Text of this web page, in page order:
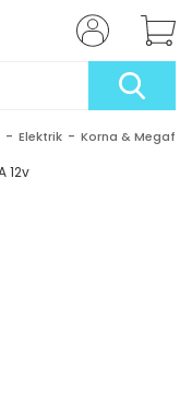
Elektrik Korna & Megafon